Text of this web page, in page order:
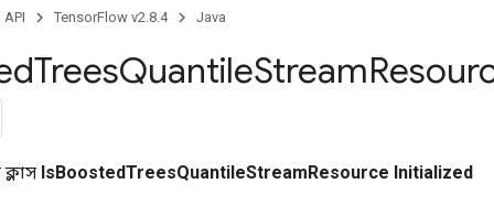
API TensorFlow v2.8.4 Java
TreesQuantileStream
IsBoostedTreesQuantileStreamResource Initialized